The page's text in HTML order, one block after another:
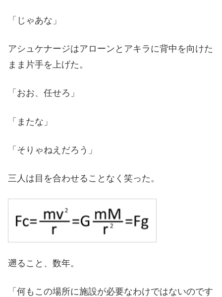
「じゃあな」
アシュケナージはアローンとアキラに背中を向けた
まま片手を上げた。
「おお、任せろ」
「またな」
「そりゃねえだろう」
三人は目を合わせることなく笑った。
遡ること、数年。
「何もこの場所に施設が必要なわけではないのです